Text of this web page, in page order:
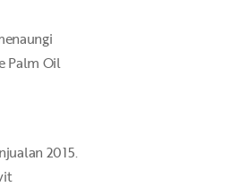
Palm Oil
2015.